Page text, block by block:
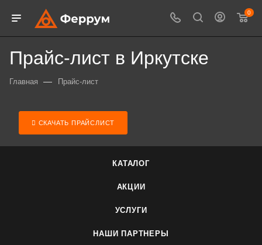
0
Прайс-лист в Иркутске
Главная — Прайс-лист
СКАЧАТЬ ПРАЙСЛИСТ
КАТАЛОГ
АКЦИИ
УСЛУГИ
НАШИ ПАРТНЕРЫ